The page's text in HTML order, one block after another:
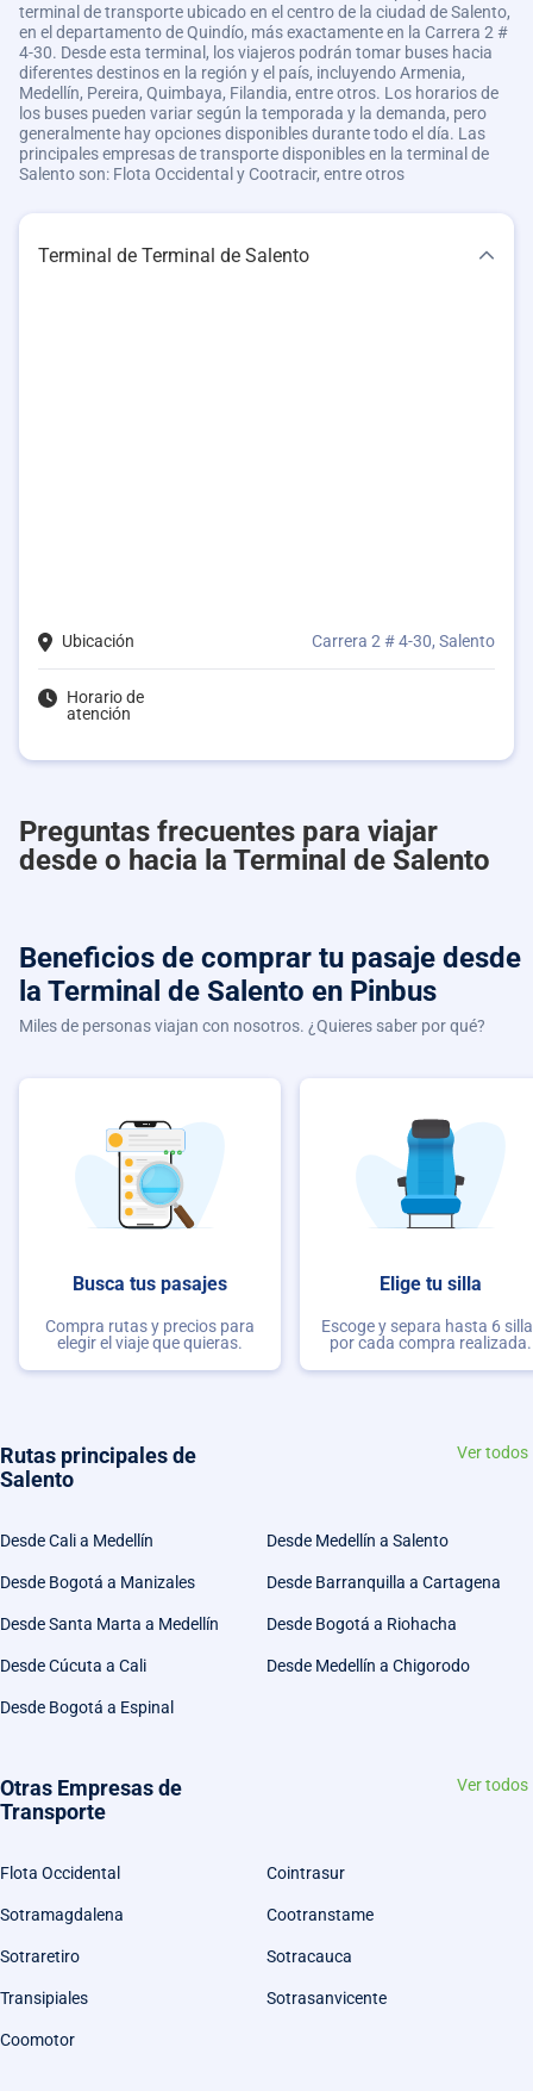
terminal de transporte ubicado en el centro de la ciudad de Salento,
en el departamento de Quindío, más exactamente en la Carrera 2 #
4-30. Desde esta terminal, los viajeros podrán tomar buses hacia
diferentes destinos en la región y el país, incluyendo Armenia,
Medellín, Pereira, Quimbaya, Filandia, entre otros. Los horarios de
los buses pueden variar según la temporada y la demanda, pero
generalmente hay opciones disponibles durante todo el día. Las
principales empresas de transporte disponibles en la terminal de
Salento son: Flota Occidental y Cootracir, entre otros
Terminal de Terminal de Salento
Ubicación Carrera 2 # 4-30, Salento
Horario de
atención
Preguntas frecuentes para viajar
desde o hacia la Terminal de Salento
Beneficios de comprar tu pasaje desde
la Terminal de Salento en Pinbus
Miles de personas viajan con nosotros. ¿Quieres saber por qué?
Busca tus pasajes
Compra rutas y precios para
elegir el viaje que quieras.
Elige tu silla
Escoge y separa hasta 6
por cada compra realizada.
Rutas principales de
Salento
Ver todos
Desde Cali a Medellín Desde Medellín a Salento
Desde Bogotá a Manizales Desde Barranquilla a Cartagena
Desde Santa Marta a Medellín Desde Bogotá a Riohacha
Desde Cúcuta a Cali Desde Medellín a Chigorodo
Desde Bogotá a Espinal
Otras Empresas de
Transporte
Ver todos
Flota Occidental Cointrasur
Sotramagdalena Cootranstame
Sotraretiro Sotracauca
Transipiales Sotrasanvicente
Coomotor